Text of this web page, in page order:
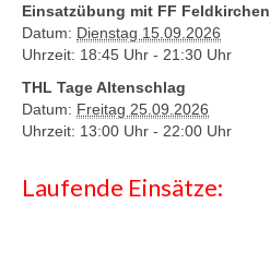
Einsatzübung mit FF Feldkirchen
Datum: Dienstag 15.09.2026
Uhrzeit: 18:45 Uhr - 21:30 Uhr
THL Tage Altenschlag
Datum: Freitag 25.09.2026
Uhrzeit: 13:00 Uhr - 22:00 Uhr
Laufende Einsätze: